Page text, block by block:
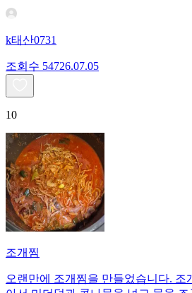
k태산0731
조회수 54726.07.05
10
조개찜
오랜만에 조개찜을 만들었습니다. 조